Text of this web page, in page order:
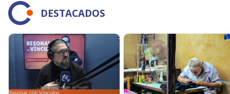
DESTACADOS